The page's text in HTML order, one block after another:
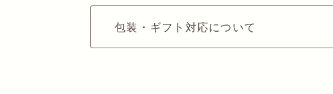
包装・ギフト対応について